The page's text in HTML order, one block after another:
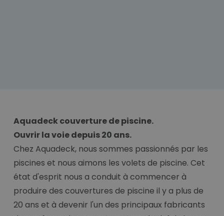
Aquadeck couverture de piscine.
Ouvrir la voie depuis 20 ans.
Chez Aquadeck, nous sommes passionnés par les
piscines et nous aimons les volets de piscine. Cet
état d'esprit nous a conduit à commencer à
produire des couvertures de piscine il y a plus de
20 ans et à devenir l'un des principaux fabricants